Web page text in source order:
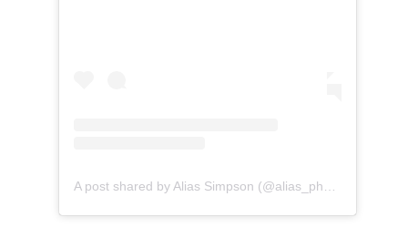
A post shared by Alias Simpson (@alias_photographie_)